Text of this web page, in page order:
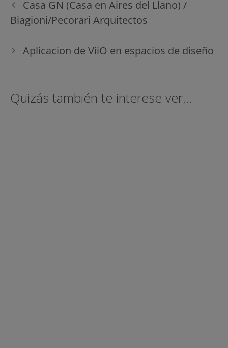
Navegación
de
entradas
Casa GN (Casa en Aires del Llano) /
Biagioni/Pecorari Arquitectos
Aplicacion de ViiO en espacios de diseño
Quizás también te interese ver...